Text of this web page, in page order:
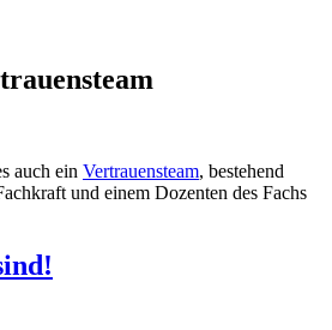
auch ein Vertrauensteam, bestehend
und einem Dozenten des Fachs